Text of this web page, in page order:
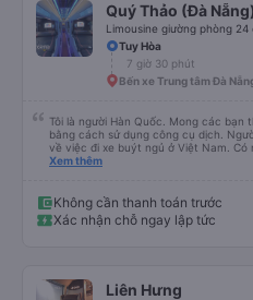
Quý Thảo (Đà
Limousine giường phòng 24
Tuy Hòa
7 giờ 30 phút
Bến xe Trung tâm Đà
Tôi là người Hàn Quốc. Mong các
bằng cách sử dụng công cụ dịch.
về việc đi xe buýt ngủ ở Việt Nam. Có
những bình luận khen vất vả nên tôi
를 보시게 되는 한국분들께 정보를 드리
니다. 같은 회사라도 버스마다 퀄리티가
하고 좋았어요. 자리 넓찍하고 베개 이불
뭐 전 새우자세가 편해서 불만은 없었습니
Xem thêm
Không cần thanh toán trước
Xác nhận chỗ ngay lập tức
Liên Hưng